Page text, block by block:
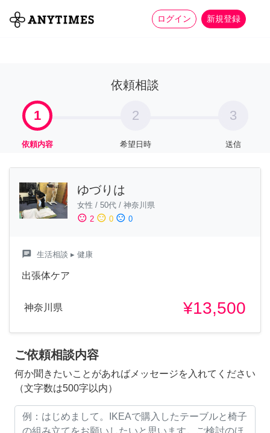
ログイン 新規登録
全て 家事 more_horiz
依頼相談
1
依頼内容
2
希望日時
3
送信
ゆづりは
女性 / 50代 / 神奈川県
sentiment_satisfied 2 sentiment_neutral 0 sentiment_dissatisfied 0
chat 生活相談 ▸ 健康
出張体ケア
神奈川県 ¥13,500
ご依頼相談内容
何か聞きたいことがあればメッセージを入れてください
（文字数は500字以内）